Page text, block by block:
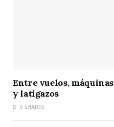
Entre vuelos, máquinas
y latigazos
0 SHARES